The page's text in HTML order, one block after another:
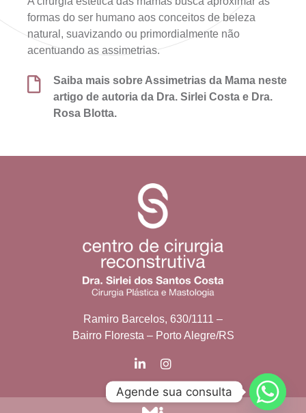
formas do ser humano aos conceitos de beleza
natural, suavizando ou primordialmente não
acentuando as assimetrias.
Saiba mais sobre Assimetrias da Mama neste
artigo de autoria da Dra. Sirlei Costa e Dra.
Rosa Blotta.
Ramiro Barcelos, 630/1111 –
Bairro Floresta – Porto Alegre/RS
Agende sua consulta